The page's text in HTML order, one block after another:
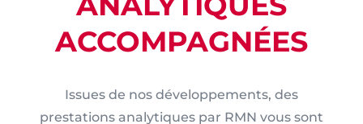
ACCOMPAGNÉES
Issues de nos développements, des
prestations analytiques par RMN vous sont